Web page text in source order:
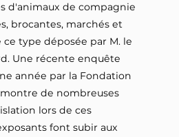
d'animaux de compagnie
brocantes, marchés et
type déposée par M. le
Une récente enquête
année par la Fondation
de nombreuses
lors de ces
font subir aux